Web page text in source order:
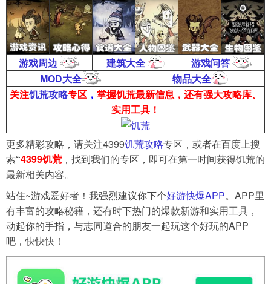
游戏周边 建筑大全
游戏问答
MOD大全
物品大全
关注饥荒攻略专区 ， 掌握饥荒最新信息，还有强大攻略库、
实用工具！
更多精彩攻略，请关注4399饥荒攻略专区，或者在百度上搜
索“4399饥荒 ，找到我们的专区，即可在第一时间获得饥荒的
最新相关内容。
站住~游戏爱好者！我强烈建议你下个好游快爆APP。APP里
有丰富的攻略秘籍，还有时下热门的爆款新游和实用工具，
动起你的手指，与志同道合的朋友一起玩这个好玩的APP
吧，快快快！